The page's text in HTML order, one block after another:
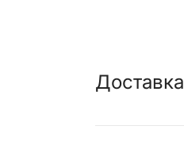
Доставка